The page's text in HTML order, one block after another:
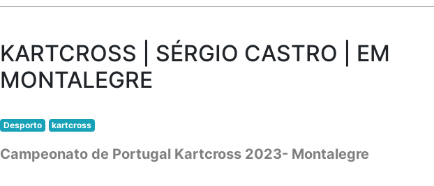
KARTCROSS | SÉRGIO CASTRO | EM
MONTALEGRE
Desporto kartcross
Campeonato de Portugal Kartcross 2023- Montalegre